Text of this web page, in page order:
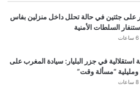
على جثتين في حالة تحلل داخل منزلين بفاس
السلطات الأمنية
استقلالية في جزر البليار: سيادة المغرب على
“مسألة وقت”